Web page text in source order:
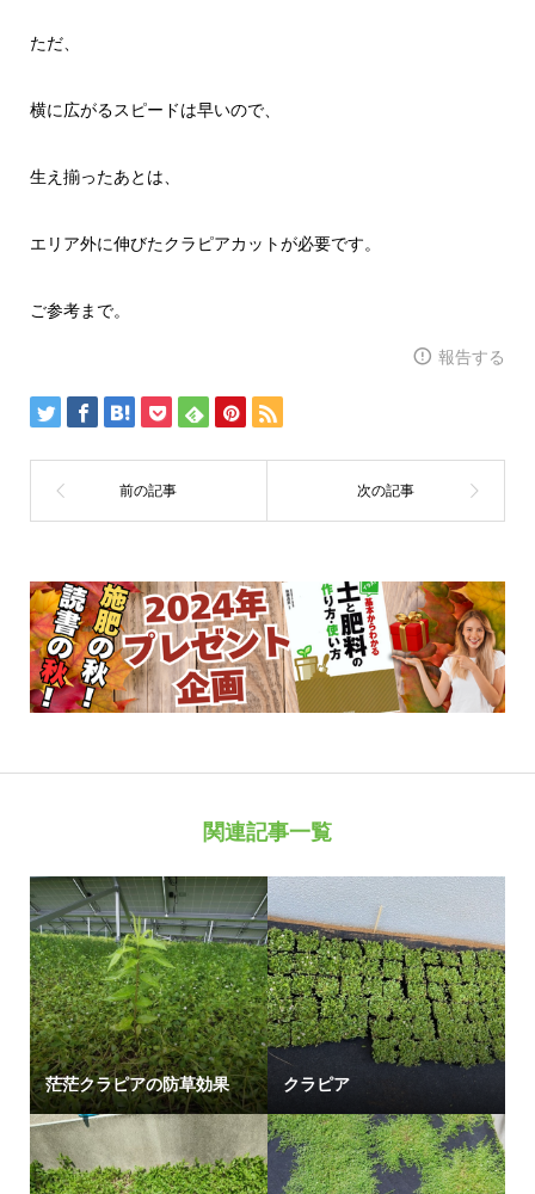
ただ、
横に広がるスピードは早いので、
生え揃ったあとは、
エリア外に伸びたクラピアカットが必要です。
ご参考まで。
報告する
関連記事一覧
茫茫クラピアの防草効果 クラピア